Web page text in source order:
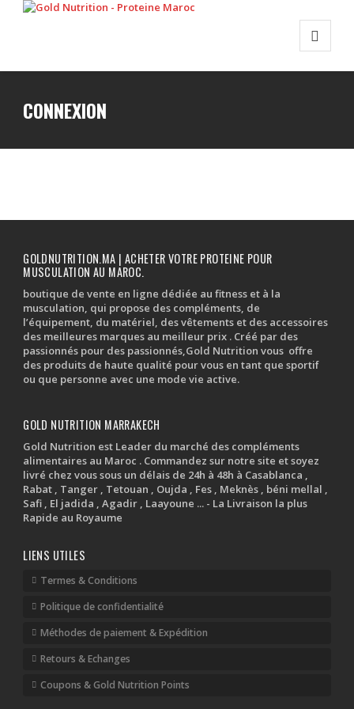
CONNEXION
GOLDNUTRITION.MA | ACHETER VOTRE PROTEINE POUR
MUSCULATION AU MAROC.
boutique de vente en ligne dédiée au fitness et à la
musculation, qui propose des compléments, de
l’équipement, du matériel, des vêtements et des accessoires
des meilleures marques au meilleur prix . Créé par des
passionnés pour des passionnés,Gold Nutrition vous offre
des produits de haute qualité pour vous en tant que sportif
ou que personne avec une mode vie active.
GOLD NUTRITION MARRAKECH
Gold Nutrition est Leader du marché des compléments
alimentaires au Maroc . Commandez sur notre site et soyez
livré chez vous sous un délais de 24h à 48h à Casablanca ,
Rabat , Tanger , Tetouan , Oujda , Fes , Meknès , béni mellal ,
Safi , El jadida , Agadir , Laayoune ... - La Livraison la plus
Rapide au Royaume
LIENS UTILES
Termes & Conditions
Politique de confidentialité
Méthodes de paiement & Expédition
Retours & Echanges
Coupons & Gold Nutrition Points